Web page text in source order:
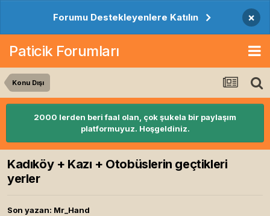
Forumu Destekleyenlere Katılın ×
Paticik Forumları
Konu Dışı
2000 lerden beri faal olan, çok şukela bir paylaşım
platformuyuz. Hoşgeldiniz.
Kadıköy + Kazı + Otobüslerin geçtikleri
yerler
Son yazan: Mr_Hand